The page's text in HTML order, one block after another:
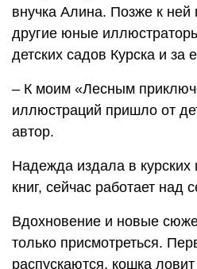
внучка Алина. Позже к ней
другие юные
детских садов Курска и за
– К моим «Лесным
иллюстраций пришло от
автор.
Надежда издала в курских
книг, сейчас работает над
Вдохновение и новые
только присмотреться.
распускаются, кошка